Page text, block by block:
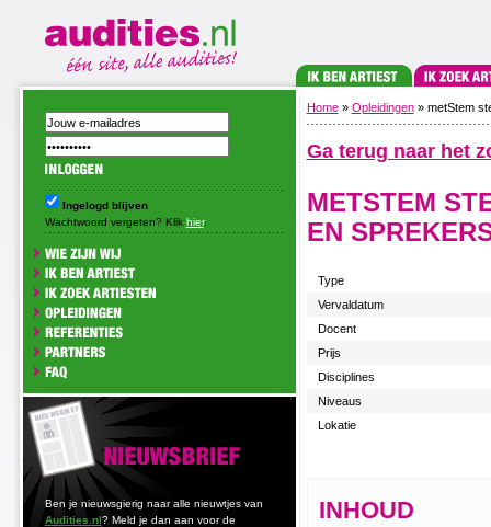
Ingelogd blijven
Wachtwoord vergeten? Klik hier.
Ben je nieuwsgierig naar alle nieuwtjes van
Audities.nl? Meld je dan aan voor de
Home » Opleidingen » metStem
Ga terug naar het
METSTEM
EN
Type
Vervaldatum
Docent
Prijs
Disciplines
Niveaus
Lokatie
INHOUD